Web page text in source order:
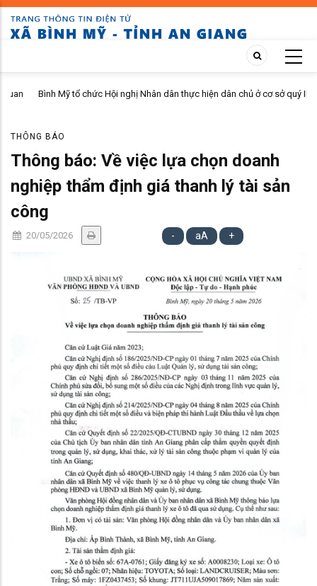
Skip
main
Bình Mỹ tổ chức Hội nghị Nhân dân thực hiện dân chủ ở cơ sở quý II
THÔNG BÁO
Thông báo: Về việc lựa chọn doanh
nghiệp thẩm định giá thanh lý tài sản
công
20/05/2026 - aA +